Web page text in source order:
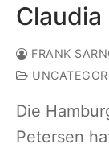
FRANK
Die
Petersen